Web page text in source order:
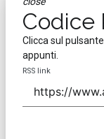
Codice
Clicca sul
appunti.
RSS link